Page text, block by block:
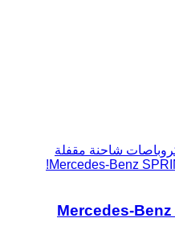
شاحنة مقفلة
Mercedes-Benz
Mercedes-